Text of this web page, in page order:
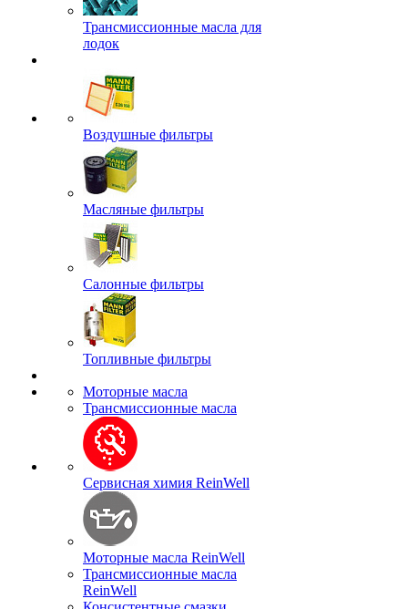
Трансмиссионные масла для
лодок
Воздушные фильтры
Масляные фильтры
Салонные фильтры
Топливные фильтры
Моторные масла
Трансмиссионные масла
Сервисная химия ReinWell
Моторные масла ReinWell
Трансмиссионные масла
ReinWell